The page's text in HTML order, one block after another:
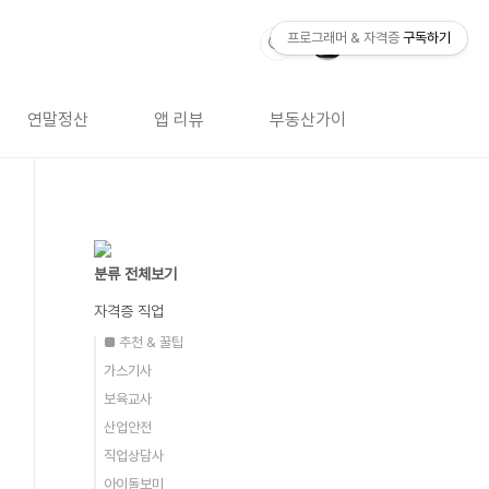
연말정산 앱 리뷰 부동산가이드
분류 전체보기
자격증 직업
■ 추천 & 꿀팁
가스기사
보육교사
산업안전
직업상담사
아이돌보미
프로그래머 & 자격증 구독하기